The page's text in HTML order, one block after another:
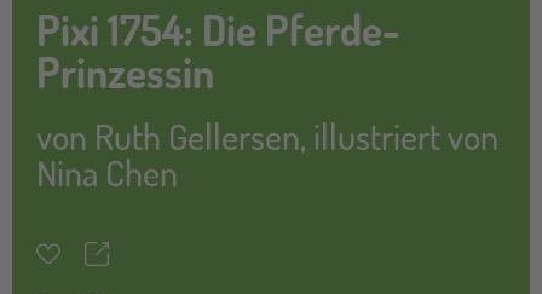
Pixi 1754: Die Pferde-
Prinzessin
von Ruth Gellersen, illustriert von
Nina Chen
MerkzettelTeilen